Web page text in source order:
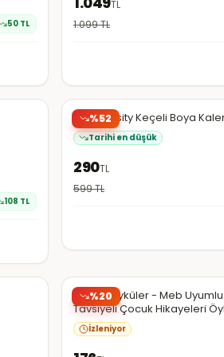
50 TL
TL
1.099TL
108 TL
%52
N11
Bic Intensity Keçeli Boya
Tarihi en düşük
290TL
599TL
%20
Harika Öyküler - Meb Uyumlu
Tavsiyeli Çocuk Hikayeleri
8 Kitapİzleniyor